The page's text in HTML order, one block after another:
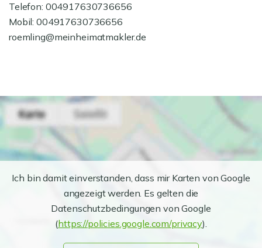
Telefon: 004917630736656
Mobil: 004917630736656
roemling@meinheimatmakler.de
Ich bin damit einverstanden, dass mir Karten von Google
angezeigt werden. Es gelten die
Datenschutzbedingungen von Google
(https://policies.google.com/privacy).